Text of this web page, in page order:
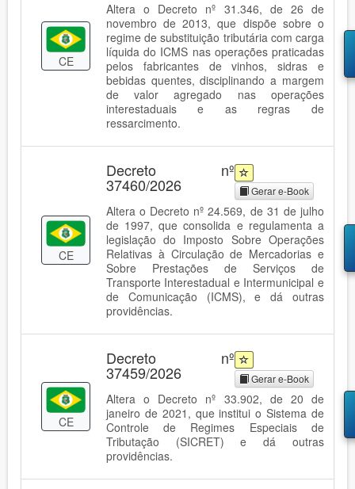
CE
Altera o Decreto nº 31.346, de 26 de
novembro de 2013, que dispõe sobre o
regime de substituição tributária com carga
líquida do ICMS nas operações praticadas
pelos fabricantes de vinhos, sidras e
bebidas quentes, disciplinando a margem
de valor agregado nas operações
interestaduais e as regras de
ressarcimento.
CE
Decreto nº
37460/2026 Gerar e-Book
Altera o Decreto nº 24.569, de 31 de julho
de 1997, que consolida e regulamenta a
legislação do Imposto Sobre Operações
Relativas à Circulação de Mercadorias e
Sobre Prestações de Serviços de
Transporte Interestadual e Intermunicipal e
de Comunicação (ICMS), e dá outras
providências.
CE
Decreto nº
37459/2026 Gerar e-Book
Altera o Decreto nº 33.902, de 20 de
janeiro de 2021, que institui o Sistema de
Controle de Regimes Especiais de
Tributação (SICRET) e dá outras
providências.